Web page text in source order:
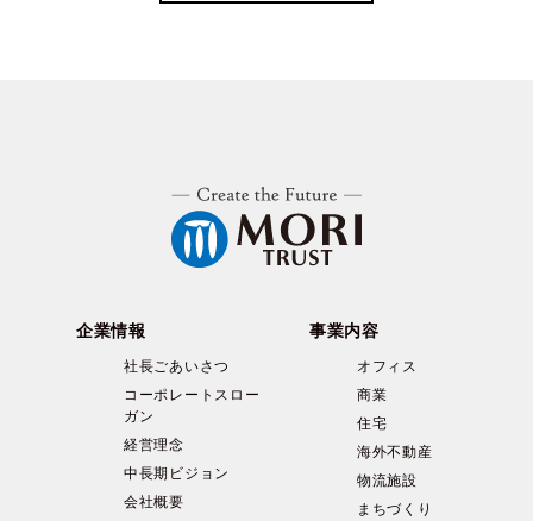
企業情報
社長ごあいさつ
コーポレートスロー
ガン
経営理念
中長期ビジョン
会社概要
事業内容
オフィス
商業
住宅
海外不動産
物流施設
まちづくり